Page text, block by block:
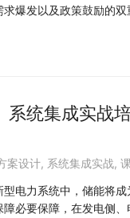
求爆发以及政策鼓励的
系统集成实
案设计, 系统集成实战,
型电力系统中，储能将
障必要保障，在发电侧